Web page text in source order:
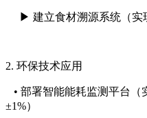
▶ 建立食材溯源系统（实
2. 环保技术应用
• 部署智能能耗监测平台（
±1%）